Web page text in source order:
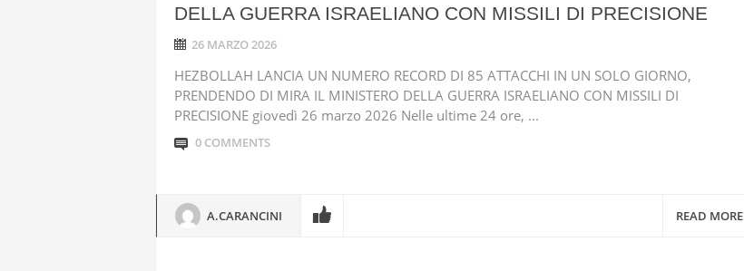
DELLA GUERRA ISRAELIANO CON MISSILI DI PRECISIONE
26 MARZO 2026
HEZBOLLAH LANCIA UN NUMERO RECORD DI 85 ATTACCHI IN UN SOLO GIORNO,
PRENDENDO DI MIRA IL MINISTERO DELLA GUERRA ISRAELIANO CON MISSILI DI
PRECISIONE giovedì 26 marzo 2026 Nelle ultime 24 ore, ...
0 COMMENTS
A.CARANCINI READ MORE